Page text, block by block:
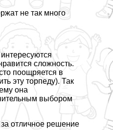
не так много
сложность.
поощряется в
эту торпеду). Так
она
выбором
за отличное решение